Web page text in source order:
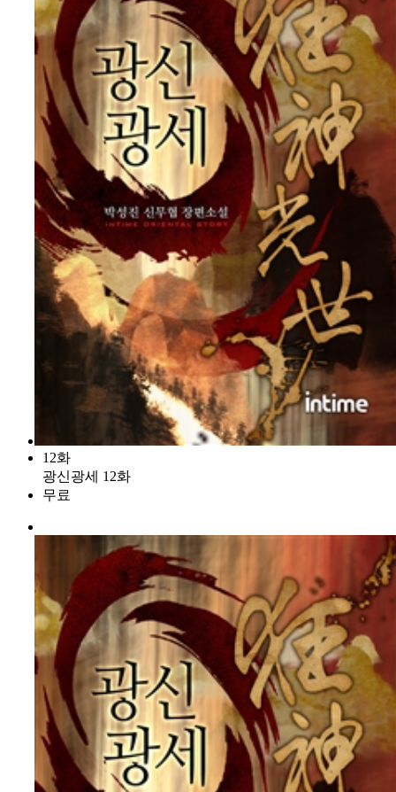
12화
광신광세 12화
무료